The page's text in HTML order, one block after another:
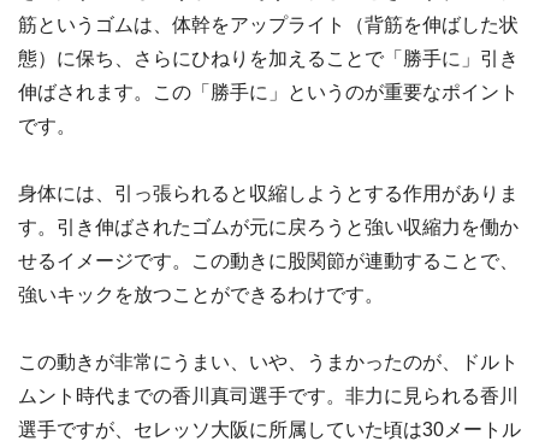
筋というゴムは、体幹をアップライト（背筋を伸ばした状
態）に保ち、さらにひねりを加えることで「勝手に」引き
伸ばされます。この「勝手に」というのが重要なポイント
です。
身体には、引っ張られると収縮しようとする作用がありま
す。引き伸ばされたゴムが元に戻ろうと強い収縮力を働か
せるイメージです。この動きに股関節が連動することで、
強いキックを放つことができるわけです。
この動きが非常にうまい、いや、うまかったのが、ドルト
ムント時代までの香川真司選手です。非力に見られる香川
選手ですが、セレッソ大阪に所属していた頃は30メートル